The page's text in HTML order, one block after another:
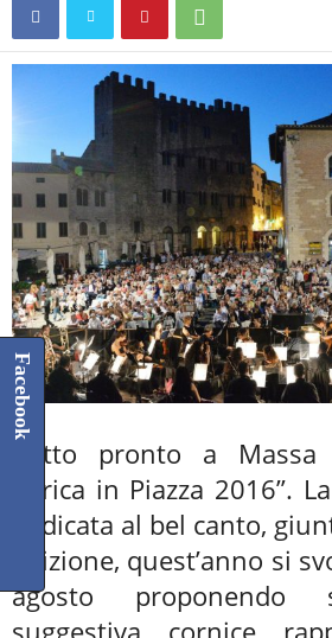
Tutto pronto a
“Lirica in Piazza 2016”.
dedicata al bel canto,
edizione, quest’anno si
agosto proponendo
suggestiva cornice
Facebook